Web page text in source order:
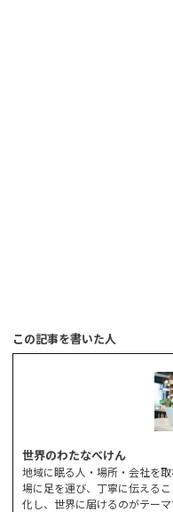
この記事を書いた人
世界のわたなべけん
地域に眠る人・場所・会社を
場に足を運び、丁寧に伝える
化し、世界に届けるのがテーマ